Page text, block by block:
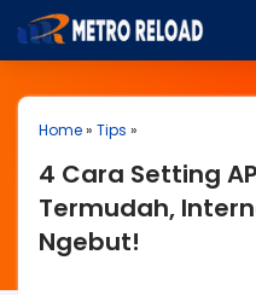
Home» Tips »
4 Cara Setting
Termudah,
Ngebut!